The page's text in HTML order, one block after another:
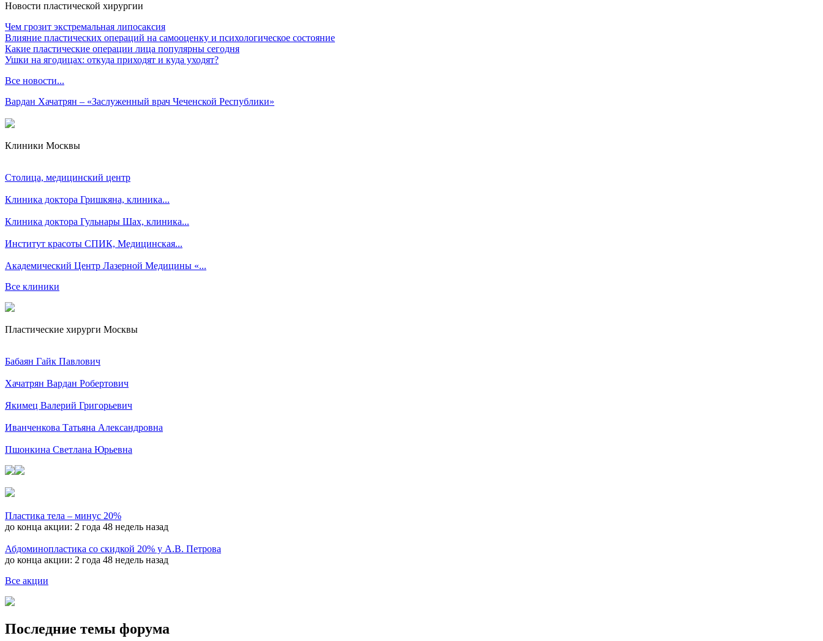
Новости пластической хирургии
Чем грозит экстремальная липосаксия
Влияние пластических операций на самооценку и психологическое состояние
Какие пластические операции лица популярны сегодня
Ушки на ягодицах: откуда приходят и куда уходят?
Все новости...
Вардан Хачатрян – «Заслуженный врач Чеченской Республики»
Клиники Москвы
Столица, медицинский центр
Клиника доктора Гришкяна, клиника...
Клиника доктора Гульнары Шах, клиника...
Институт красоты СПИК, Медицинская...
Академический Центр Лазерной Медицины «...
Все клиники
Пластические хирурги Москвы
Бабаян Гайк Павлович
Хачатрян Вардан Робертович
Якимец Валерий Григорьевич
Иванченкова Татьяна Александровна
Пшонкина Светлана Юрьевна
Пластика тела – минус 20%
до конца акции: 2 года 48 недель назад
Абдоминопластика со скидкой 20% у А.В. Петрова
до конца акции: 2 года 48 недель назад
Все акции
Последние темы форума